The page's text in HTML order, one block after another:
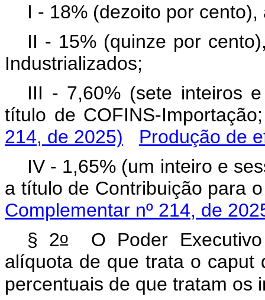
I - 18% (dezoito por
II - 15% (quinze por
Industrializados;
III - 7,60% (sete inteiros
título de COFINS-
214, de 2025)
Produção de
IV - 1,65% (um inteiro e
a título de Contribuição
Complementar nº 214, de
§ 2oO Poder Executivo
alíquota de que trata o caput
percentuais de que tratam os